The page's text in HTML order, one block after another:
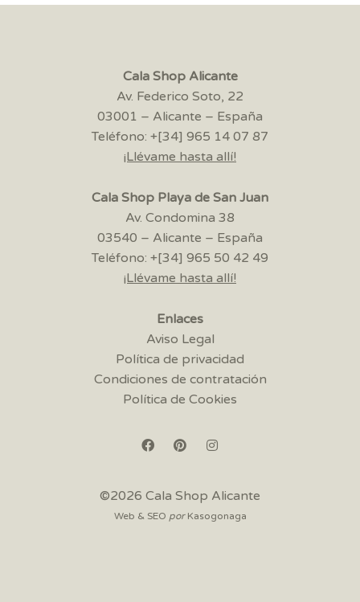
Cala Shop Alicante
Av. Federico Soto, 22
03001 – Alicante – España
Teléfono: +[34] 965 14 07 87
¡Llévame hasta allí!
Cala Shop Playa de San Juan
Av. Condomina 38
03540 – Alicante – España
Teléfono: +[34] 965 50 42 49
¡Llévame hasta allí!
Enlaces
Aviso Legal
Política de privacidad
Condiciones de contratación
Política de Cookies
©2026 Cala Shop Alicante
Web & SEO por Kasogonaga